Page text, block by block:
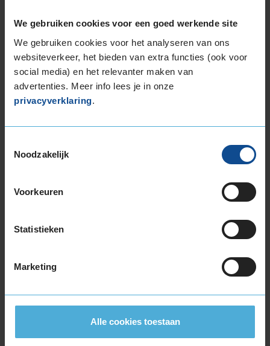
We gebruiken cookies voor een goed werkende site
We gebruiken cookies voor het analyseren van ons
websiteverkeer, het bieden van extra functies (ook voor
social media) en het relevanter maken van
advertenties. Meer info lees je in onze
privacyverklaring.
Noodzakelijk
Voorkeuren
Statistieken
Marketing
Alle cookies toestaan
Beschikbare bandenmaten
18-inch banden
225/60R18 104H EXTRALOAD
235/50R18 101V EXTRALOAD
235/55R18 104H EXTRALOAD
235/60R18 107V EXTRALOAD
235/45R19 99V EXTRALOAD
235/55R19 101T
235/55R19 105H EXTRALOAD
235/55R19 105V EXTRALOAD
235/55R19 105V EXTRALOAD